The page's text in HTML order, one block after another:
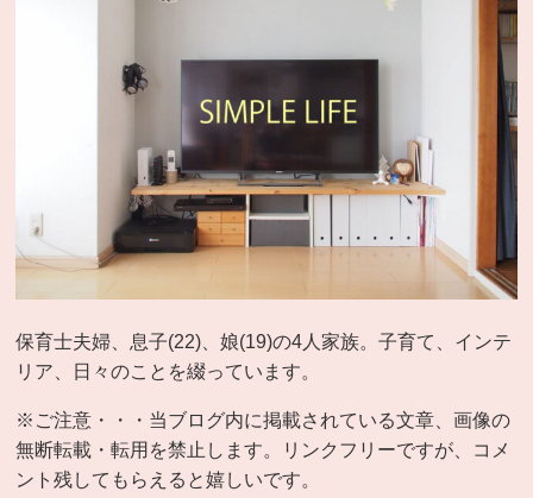
保育士夫婦、息子(22)、娘(19)の4人家族。子育て、インテ
リア、日々のことを綴っています。
※ご注意・・・当ブログ内に掲載されている文章、画像の
無断転載・転用を禁止します。リンクフリーですが、コメ
ント残してもらえると嬉しいです。